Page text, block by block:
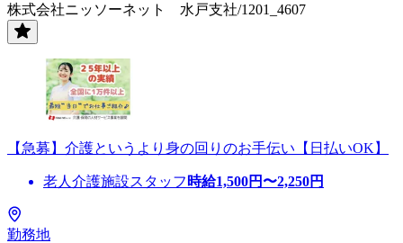
株式会社ニッソーネット 水戸支社/1201_4607
【急募】介護というより身の回りのお手伝い【日払いOK】
老人介護施設スタッフ 時給1,500円〜2,250円
勤務地